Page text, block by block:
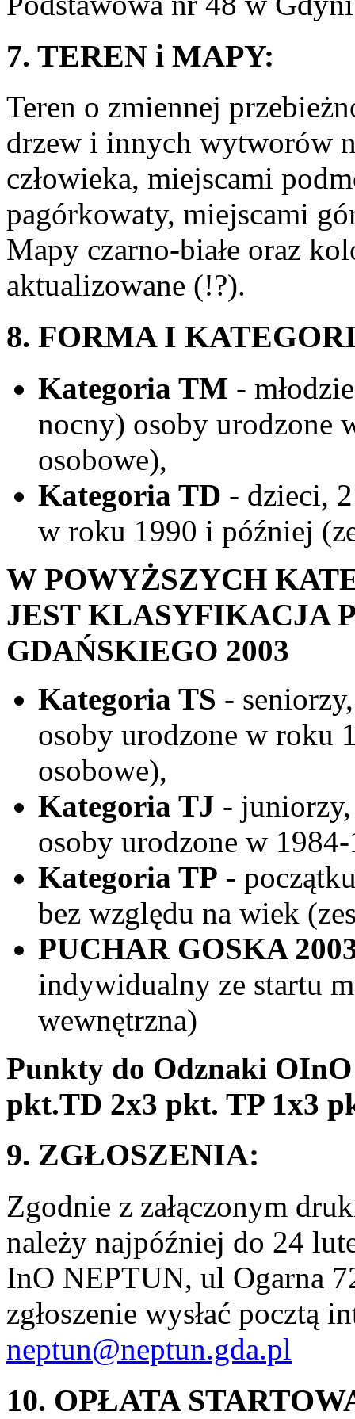
7. TEREN i MAPY:
Teren o zmiennej
drzew i innych wytworów
człowieka, miejscami
pagórkowaty, miejscami
Mapy czarno-białe oraz
aktualizowane (!?).
8. FORMA I
Kategoria TM -
nocny) osoby urodzone
osobowe),
Kategoria TD - dzieci,
w roku 1990 i później
W POWYŻSZYCH
JEST KLASYFIKACJA
GDAŃSKIEGO 2003
Kategoria TS -
osoby urodzone w roku
osobowe),
Kategoria TJ -
osoby urodzone w
Kategoria TP -
bez względu na wiek
PUCHAR GOSKA
indywidualny ze startu
wewnętrzna)
Punkty do Odznaki
pkt.TD 2x3 pkt. TP 1x3
9. ZGŁOSZENIA:
Zgodnie z załączonym
należy najpóźniej do 24
InO NEPTUN, ul Ogarna
zgłoszenie wysłać pocztą
neptun@neptun.gda.pl
10. OPŁATA